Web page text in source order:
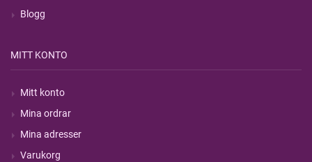
Blogg
MITT KONTO
Mitt konto
Mina ordrar
Mina adresser
Varukorg